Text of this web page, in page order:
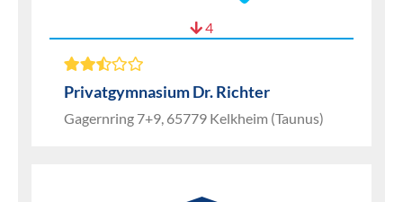
4
Privatgymnasium Dr. Richter
Gagernring 7+9, 65779 Kelkheim (Taunus)